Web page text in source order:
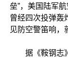
垒”，美国陆军
曾经四次投弹轰
见防空警笛响，
据《鞍钢志》